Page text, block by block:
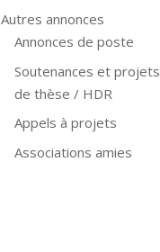
Autres annonces
Annonces de poste
Soutenances et projets
de thèse / HDR
Appels à projets
Associations amies